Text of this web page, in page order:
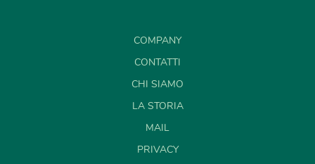
COMPANY
CONTATTI
CHI SIAMO
LA STORIA
MAIL
PRIVACY